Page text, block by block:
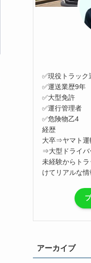
✅現役トラック
✅運送業歴9年
✅大型免許
✅運行管理者
✅危険物乙4
経歴
大卒⇒ヤマト
⇒大型ドライバ
未経験からト
けてリアルな情
アーカイブ